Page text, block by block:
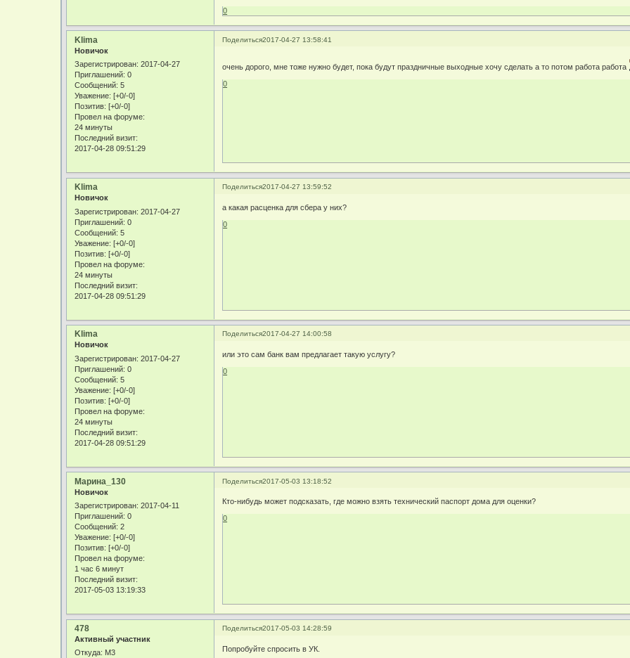
0
Поделиться2017-04-27 13:58:41
Klima
Новичок
Зарегистрирован: 2017-04-27
Приглашений: 0
Сообщений: 5
Уважение: [+0/-0]
Позитив: [+0/-0]
Провел на форуме:
24 минуты
Последний визит:
2017-04-28 09:51:29
очень дорого, мне тоже нужно будет, пока будут праздничные выходные хочу сделать а то потом работа работа
0
Поделиться2017-04-27 13:59:52
Klima
Новичок
Зарегистрирован: 2017-04-27
Приглашений: 0
Сообщений: 5
Уважение: [+0/-0]
Позитив: [+0/-0]
Провел на форуме:
24 минуты
Последний визит:
2017-04-28 09:51:29
а какая расценка для сбера у них?
0
Поделиться2017-04-27 14:00:58
Klima
Новичок
Зарегистрирован: 2017-04-27
Приглашений: 0
Сообщений: 5
Уважение: [+0/-0]
Позитив: [+0/-0]
Провел на форуме:
24 минуты
Последний визит:
2017-04-28 09:51:29
или это сам банк вам предлагает такую услугу?
0
Поделиться2017-05-03 13:18:52
Марина_130
Новичок
Зарегистрирован: 2017-04-11
Приглашений: 0
Сообщений: 2
Уважение: [+0/-0]
Позитив: [+0/-0]
Провел на форуме:
1 час 6 минут
Последний визит:
2017-05-03 13:19:33
Кто-нибудь может подсказать, где можно взять технический паспорт дома для оценки?
0
Поделиться2017-05-03 14:28:59
478
Активный участник
Откуда: М3
Попробуйте спросить в УК.